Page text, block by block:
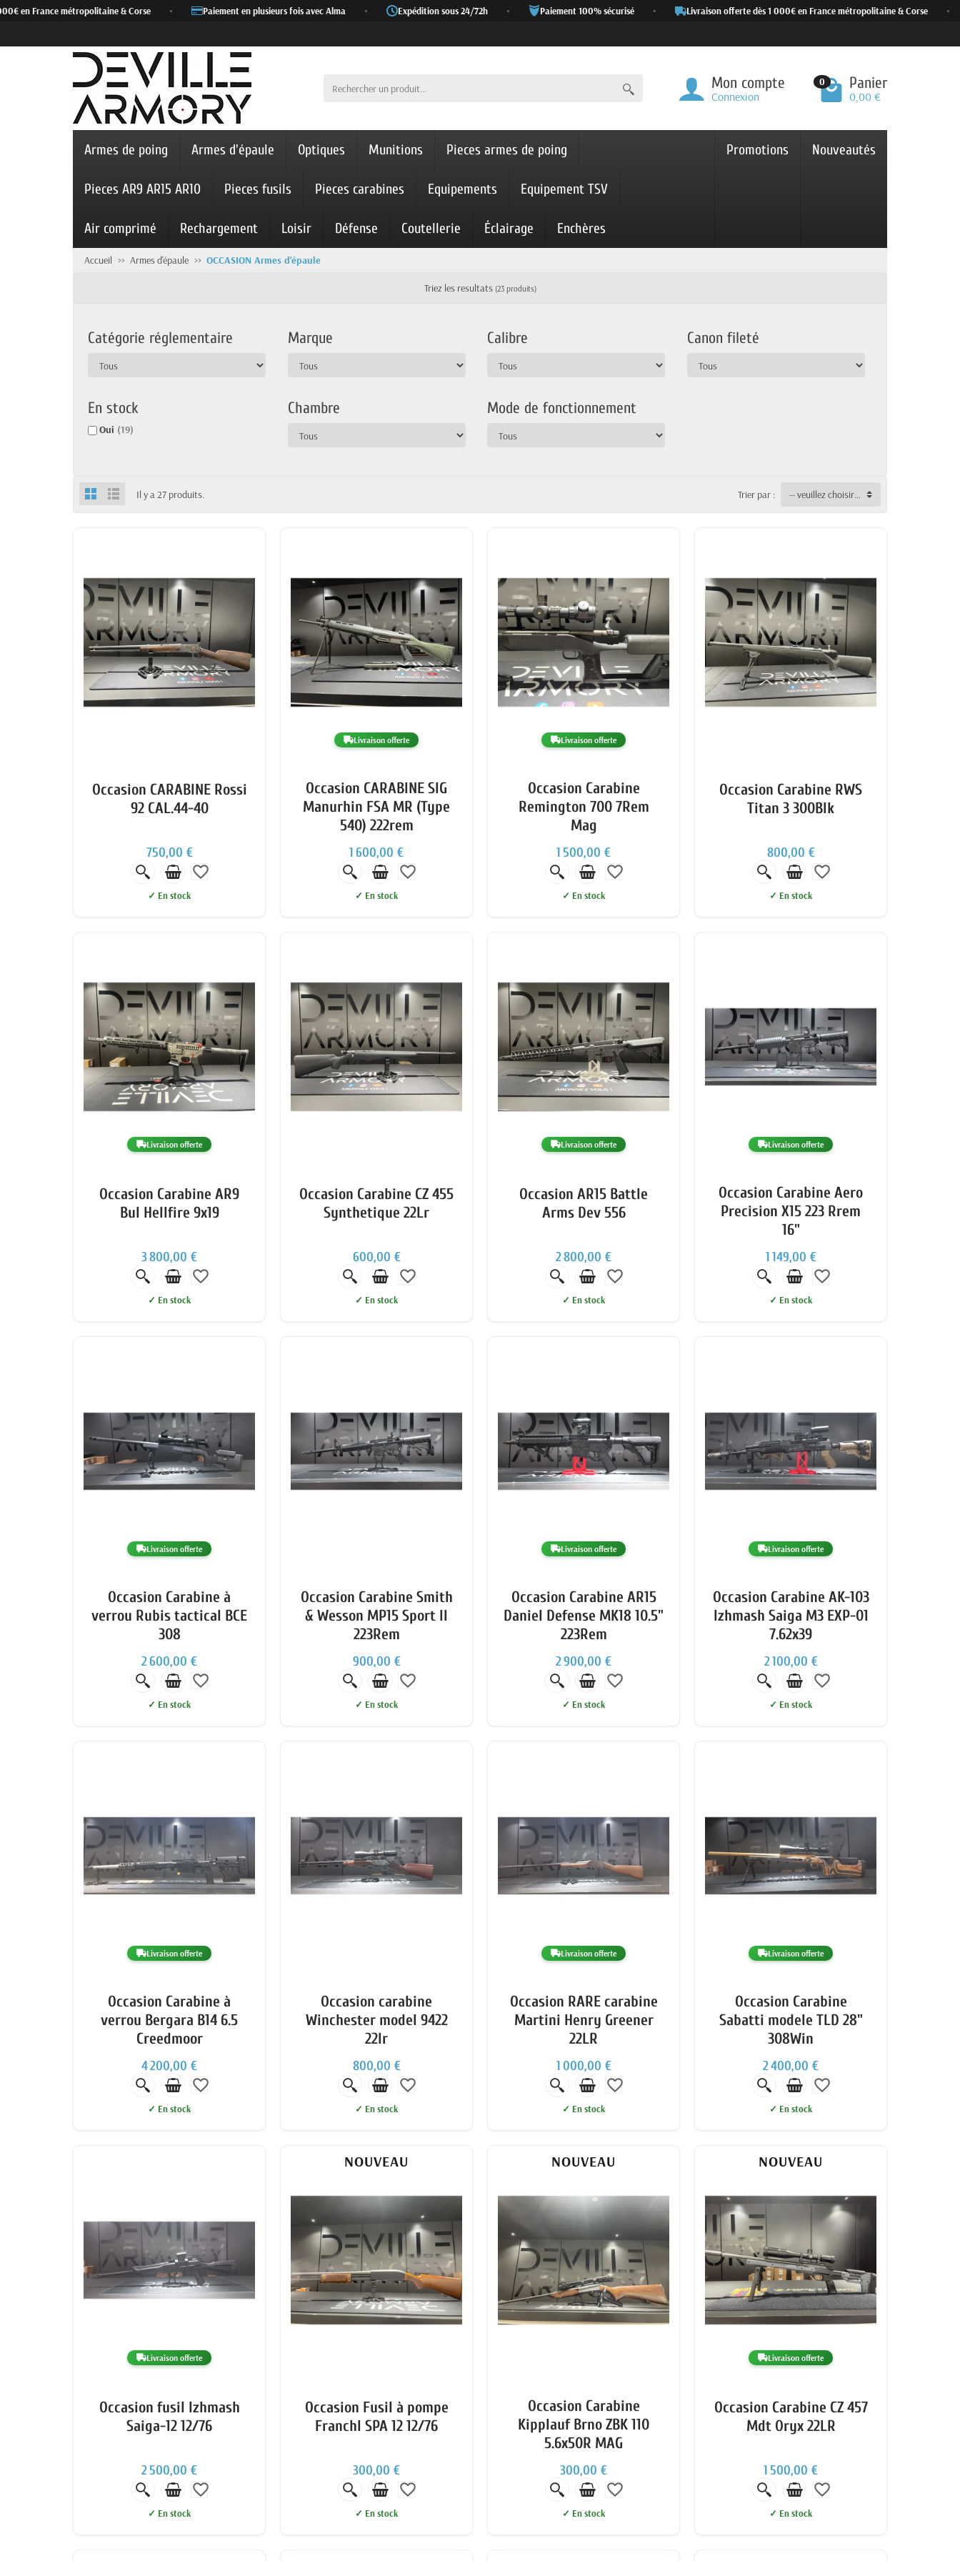
France métropolitaine & Corse • Paiement en plusieurs fois avec Alma • Expédition sous 24/72h • Paiement 100% sécurisé • Livraison offerte dès 1 000€ en France métropolitaine & Corse •
Mon compte
Connexion
0 Panier
0,00 €
Armes de poing Armes d'épaule Optiques Munitions Pieces armes de poing
Pieces AR9 AR15 AR10 Pieces fusils Pieces carabines Equipements Equipement TSV
Air comprimé Rechargement Loisir Défense Coutellerie Éclairage Enchères
Promotions Nouveautés
Accueil Armes d'épaule OCCASION Armes d'épaule
Triez les resultats (23 produits)
Catégorie réglementaire Marque Calibre Canon fileté
En stock
Oui (19)
Chambre Mode de fonctionnement
Il y a 27 produits. Trier par : -- veuillez choisir --
Occasion CARABINE Rossi
92 CAL.44-40
750,00 €
favorite_border
✓ En stock
Livraison offerte
Occasion CARABINE SIG
Manurhin FSA MR (Type
540) 222rem
1 600,00 €
favorite_border
✓ En stock
Livraison offerte
Occasion Carabine
Remington 700 7Rem
Mag
1 500,00 €
favorite_border
✓ En stock
Occasion Carabine RWS
Titan 3 300Blk
800,00 €
favorite_border
✓ En stock
Livraison offerte
Occasion Carabine AR9
Bul Hellfire 9x19
3 800,00 €
favorite_border
✓ En stock
Occasion Carabine CZ 455
Synthetique 22Lr
600,00 €
favorite_border
✓ En stock
Livraison offerte
Occasion AR15 Battle
Arms Dev 556
2 800,00 €
favorite_border
✓ En stock
Livraison offerte
Occasion Carabine Aero
Precision X15 223 Rrem
16"
1 149,00 €
favorite_border
✓ En stock
Livraison offerte
Occasion Carabine à
verrou Rubis tactical BCE
308
2 600,00 €
favorite_border
✓ En stock
Occasion Carabine Smith
& Wesson MP15 Sport II
223Rem
900,00 €
favorite_border
✓ En stock
Livraison offerte
Occasion Carabine AR15
Daniel Defense MK18 10.5"
223Rem
2 900,00 €
favorite_border
✓ En stock
Livraison offerte
Occasion Carabine AK-103
Izhmash Saiga M3 EXP-01
7.62x39
2 100,00 €
favorite_border
✓ En stock
Livraison offerte
Occasion Carabine à
verrou Bergara B14 6.5
Creedmoor
4 200,00 €
favorite_border
✓ En stock
Occasion carabine
Winchester model 9422
22lr
800,00 €
favorite_border
✓ En stock
Livraison offerte
Occasion RARE carabine
Martini Henry Greener
22LR
1 000,00 €
favorite_border
✓ En stock
Livraison offerte
Occasion Carabine
Sabatti modele TLD 28"
308Win
2 400,00 €
favorite_border
✓ En stock
Livraison offerte
Occasion fusil Izhmash
Saiga-12 12/76
2 500,00 €
favorite_border
✓ En stock
NOUVEAU
Occasion Fusil à pompe
FranchI SPA 12 12/76
300,00 €
favorite_border
✓ En stock
NOUVEAU
Occasion Carabine
Kipplauf Brno ZBK 110
5.6x50R MAG
300,00 €
favorite_border
✓ En stock
NOUVEAU
Livraison offerte
Occasion Carabine CZ 457
Mdt Oryx 22LR
1 500,00 €
favorite_border
✓ En stock